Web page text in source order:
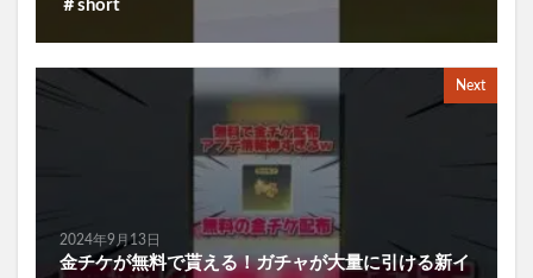
＃short
Next
2024年9月13日
金チケが無料で貰える！ガチャが大量に引ける新イ